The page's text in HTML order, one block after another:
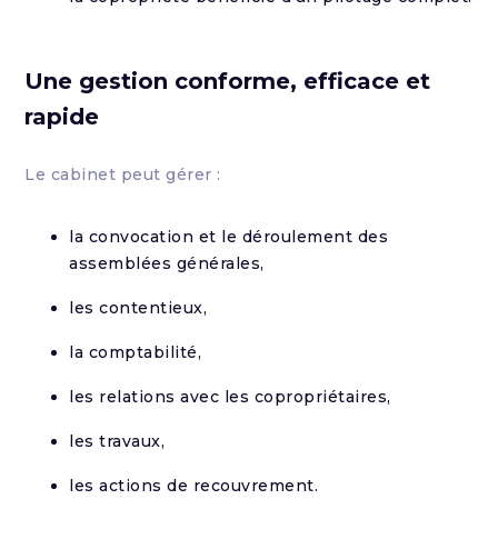
Une gestion conforme, efficace et
rapide
Le cabinet peut gérer :
la convocation et le déroulement des
assemblées générales,
les contentieux,
la comptabilité,
les relations avec les copropriétaires,
les travaux,
les actions de recouvrement.